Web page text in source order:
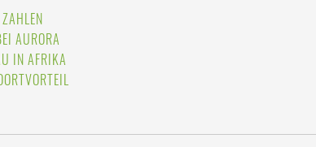
AURORA
IN AFRIKA